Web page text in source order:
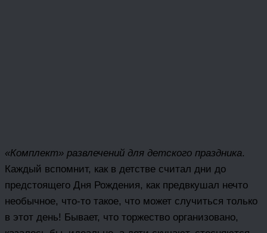
«Комплект» развлечений для детского праздника.
Каждый вспомнит, как в детстве считал дни до
предстоящего Дня Рождения, как предвкушал нечто
необычное, что-то такое, что может случиться только
в этот день! Бывает, что торжество организовано,